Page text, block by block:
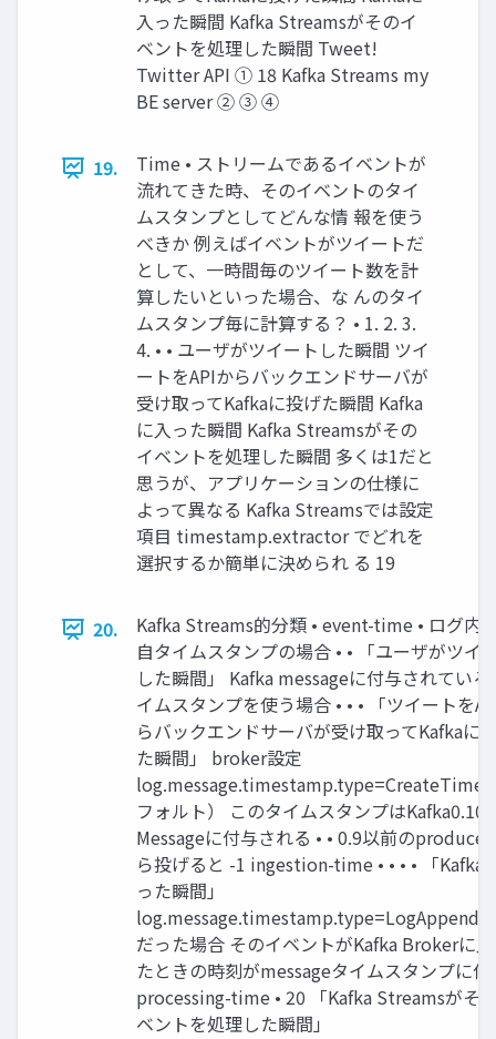
入った瞬間 Kafka Streamsがそのイ
ベントを処理した瞬間 Tweet!
Twitter API ① 18 Kafka Streams my
BE server ② ③ ④
19.
Time • ストリームであるイベントが
流れてきた時、そのイベントのタイ
ムスタンプとしてどんな情 報を使う
べきか 例えばイベントがツイートだ
として、一時間毎のツイート数を計
算したいといった場合、な んのタイ
ムスタンプ毎に計算する？ • 1. 2. 3.
4. • • ユーザがツイートした瞬間 ツイ
ートをAPIからバックエンドサーバが
受け取ってKafkaに投げた瞬間 Kafka
に入った瞬間 Kafka Streamsがその
イベントを処理した瞬間 多くは1だと
思うが、アプリケーションの仕様に
よって異なる Kafka Streamsでは設定
項目 timestamp.extractor でどれを
選択するか簡単に決められ る 19
20.
Kafka Streams的分類 • event-time • ログ内
自タイムスタンプの場合 • • 「ユーザがツイ
した瞬間」 Kafka messageに付与されている
イムスタンプを使う場合 • • • 「ツイートを
らバックエンドサーバが受け取ってKafkaに
た瞬間」 broker設定
log.message.timestamp.type=CreateTime
フォルト） このタイムスタンプはKafka0.10
Messageに付与される • • 0.9以前の
ら投げると -1 ingestion-time • • • • 「Kafka
った瞬間」
だった場合 そのイベントがKafka Brokerに
たときの時刻がmessageタイムスタンプに付
processing-time • 20 「Kafka Streamsがそ
ベントを処理した瞬間」